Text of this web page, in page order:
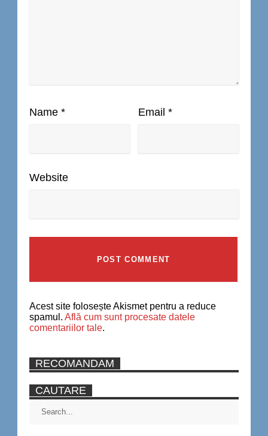
Name * Email *
Website
Acest site folosește Akismet pentru a reduce
spamul. Află cum sunt procesate datele
comentariilor tale.
RECOMANDAM
CAUTARE